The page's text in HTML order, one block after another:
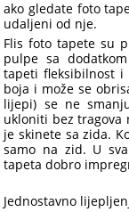
ako gledate foto
udaljeni od nje.
Flis foto tapete su
pulpe sa
tapeti fleksibilnost i
boja i može se
lijepi) se ne
ukloniti bez tragova
je skinete sa zida.
samo na zid. U
tapeta dobro
Jednostavno